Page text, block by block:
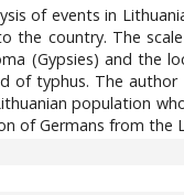
of events in
the country. The
(Gypsies) and
of typhus. The
population
of Germans from the